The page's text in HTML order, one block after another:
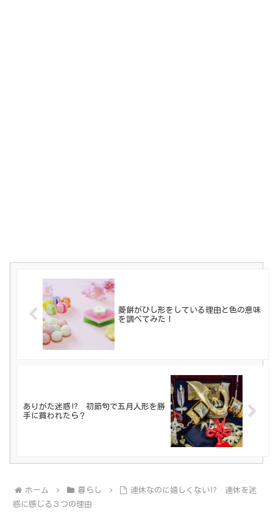
菱餅がひし形をしている理由と色の意味
を調べてみた！
ありがた迷惑!? 初節句で五月人形を勝
手に買われたら？
ホーム 暮らし
連休なのに嬉しくない!? 連休を迷
惑に感じる３つの理由